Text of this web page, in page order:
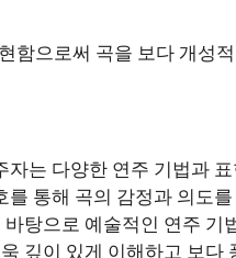
함으로써 곡을 보다 개성
는 다양한 연주 기법과
통해 곡의 감정과 의도
탕으로 예술적인 연주 기
깊이 있게 이해하고 보다